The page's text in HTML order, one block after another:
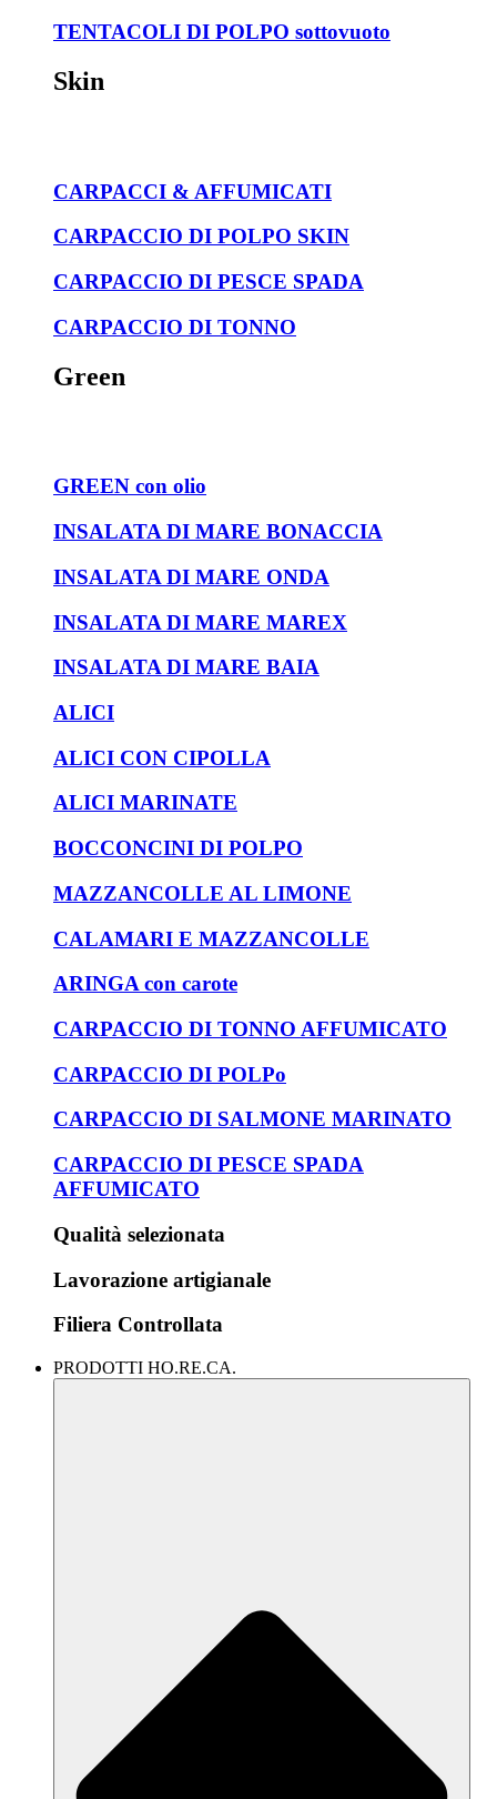
TENTACOLI DI POLPO sottovuoto
Skin
CARPACCI & AFFUMICATI
CARPACCIO DI POLPO SKIN
CARPACCIO DI PESCE SPADA
CARPACCIO DI TONNO
Green
GREEN con olio
INSALATA DI MARE BONACCIA
INSALATA DI MARE ONDA
INSALATA DI MARE MAREX
INSALATA DI MARE BAIA
ALICI
ALICI CON CIPOLLA
ALICI MARINATE
BOCCONCINI DI POLPO
MAZZANCOLLE AL LIMONE
CALAMARI E MAZZANCOLLE
ARINGA con carote
CARPACCIO DI TONNO AFFUMICATO
CARPACCIO DI POLPo
CARPACCIO DI SALMONE MARINATO
CARPACCIO DI PESCE SPADA
AFFUMICATO
Qualità selezionata
Lavorazione artigianale
Filiera Controllata
PRODOTTI HO.RE.CA.